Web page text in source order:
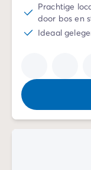
Prachtige
door bos en
Ideaal